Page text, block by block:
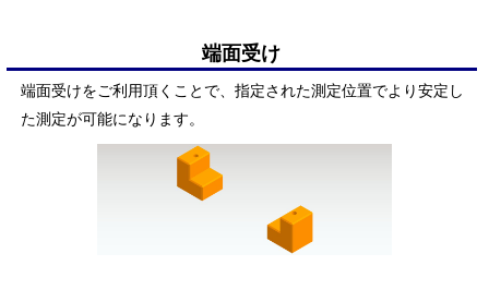
端面受け
端面受けをご利用頂くことで、指定された測定位置でより安定し
た測定が可能になります。